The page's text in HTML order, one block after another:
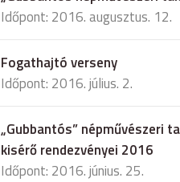
Időpont: 2016. augusztus. 12.
Fogathajtó verseny
Időpont: 2016. július. 2.
„Gubbantós” népművészeri
kisérő rendezvényei 2016
Időpont: 2016. június. 25.